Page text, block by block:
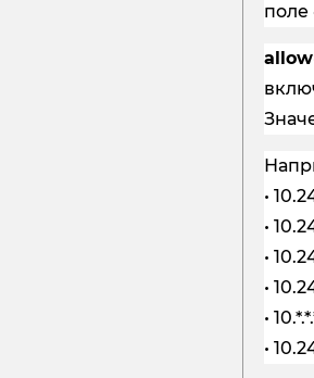
поле
•
•
•
•
•
•